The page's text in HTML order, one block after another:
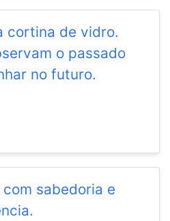
cortina de vidro.
o passado
no futuro.
sabedoria e